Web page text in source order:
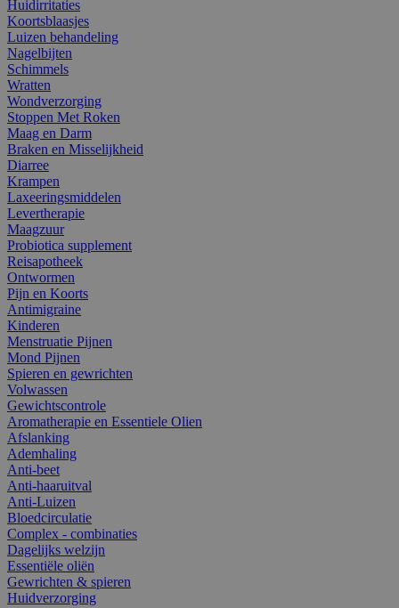
Huidirritaties
Koortsblaasjes
Luizen behandeling
Nagelbijten
Schimmels
Wratten
Wondverzorging
Stoppen Met Roken
Maag en Darm
Braken en Misselijkheid
Diarree
Krampen
Laxeeringsmiddelen
Levertherapie
Maagzuur
Probiotica supplement
Reisapotheek
Ontwormen
Pijn en Koorts
Antimigraine
Kinderen
Menstruatie Pijnen
Mond Pijnen
Spieren en gewrichten
Volwassen
Gewichtscontrole
Aromatherapie en Essentiele Olien
Afslanking
Ademhaling
Anti-beet
Anti-haaruitval
Anti-Luizen
Bloedcirculatie
Complex - combinaties
Dagelijks welzijn
Essentiële oliën
Gewrichten & spieren
Huidverzorging